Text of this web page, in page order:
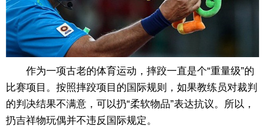
作为一项古老的体育运动，摔跤一直是个“重量级”的
比赛项目。按照摔跤项目的国际规则，如果教练员对裁判
的判决结果不满意，可以扔“柔软物品”表达抗议。所以，
扔吉祥物玩偶并不违反国际规定。